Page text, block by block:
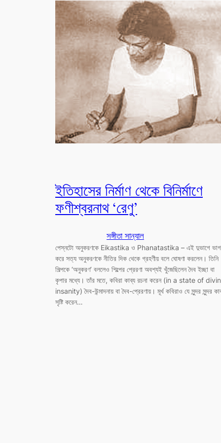
ইতিহাসের নির্মাণ থেকে বিনির্মাণে
ফণীশ্বরনাথ ‘রেণু’
সঙ্গীতা সান্যাল
পেস্নটো অনুকরণকে Eikastika ও Phanatastika – এই দুভাগে ভাগ
করে সত্য অনুকরণকে নীতির দিক থেকে গ্রহণীয় বলে ঘোষণা করলেন। তিনি
শিল্পকে ‘অনুকরণ’ বললেও শিল্পের প্রেরণা অবশ্যই খুঁজেছিলেন দৈব ইচ্ছা বা
কৃপার মধ্যে। তাঁর মতে, কবিরা কাব্য রচনা করেন (in a state of
insanity) দৈব-উন্মাদনায় বা দৈব-প্রেরণায়। মূর্খ কবিরাও যে সুন্দর সুন্দর
সৃষ্টি করেন…